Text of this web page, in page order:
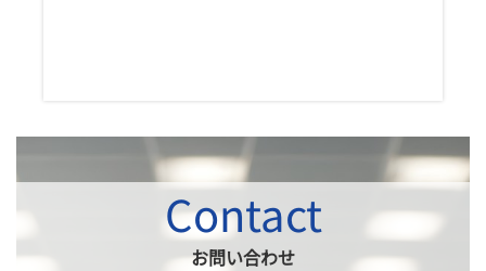
お問い合わせ
Contact